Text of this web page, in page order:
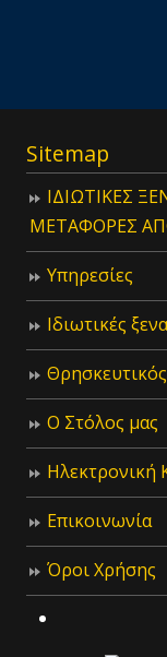
Sitemap
ΙΔIΩΤΙΚΕΣ
ΜΕΤΑΦΟΡΕΣ
Υπηρεσίες
Ιδιωτικές
Ο Στόλος μας
Ηλεκτρονική
Επικοινωνία
Όροι Χρήσης